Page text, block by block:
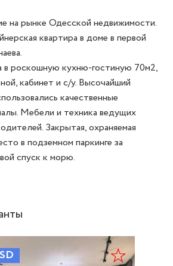
на рынке Одесской недвижимости.
квартира в доме в первой
в роскошную кухню-гостиную 70м2,
кабинет и с/у. Высочайший
качественные
Мебели и техника ведущих
Закрытая, охраняемая
в подземном паркинге за
спуск к морю.